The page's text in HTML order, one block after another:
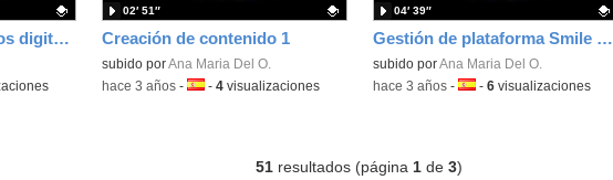
Creación de contenidos digitales 2 Creación de contenido 1
Contenido educativo.
subido porAna Maria Del O.
02′ 51″
-hace 3 años- Idioma:
- 4visualizaciones
Gestión de plataforma Smile and Learn
Contenido educativo.
subido porAna Maria Del O.
04′ 39″
-hace 3 años- Idioma:
- 6visualizaciones
51resultados (página 1de 3)